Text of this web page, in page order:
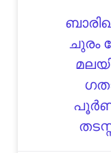
ചുരം